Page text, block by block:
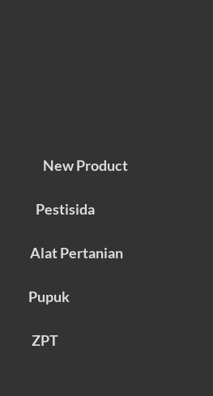
New Product
Pestisida
Alat Pertanian
Pupuk
ZPT